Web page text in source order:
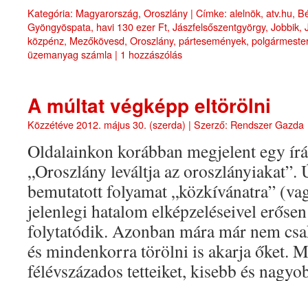
Kategória: Magyarország, Oroszlány | Címke: alelnök, atv.hu,
Gyöngyöspata, havi 130 ezer Ft, Jászfelsőszentgyörgy, Jobbik,
közpénz, Mezőkövesd, Oroszlány, pártesemények, polgármester
üzemanyag számla | 1 hozzászólás
A múltat végképp eltörölni
Közzétéve2012. május 30. (szerda) | Szerző: Rendszer Gazda
Oldalainkon korábban megjelent egy
„Oroszlány leváltja az oroszlányiakat”.
bemutatott folyamat „közkívánatra”
jelenlegi hatalom elképzeléseivel
folytatódik. Azonban mára már nem
és mindenkorra törölni is akarja őket.
félévszázados tetteiket, kisebb és